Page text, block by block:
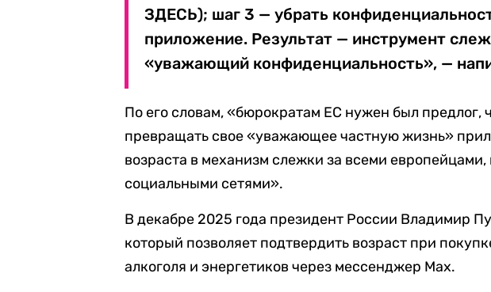
ЗДЕСЬ); шаг 3 — убрать
приложение. Результат — инструмент
«уважающий конфиденциальность», —
По его словам, «бюрократам ЕС нужен был предлог,
превращать свое «уважающее частную жизнь»
возраста в механизм слежки за всеми
социальными сетями».
В декабре 2025 года президент России Владимир
который позволяет подтвердить возраст при
алкоголя и энергетиков через мессенджер Max.